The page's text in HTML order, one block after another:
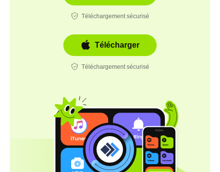
Téléchargement sécurisé
Télécharger
Téléchargement sécurisé